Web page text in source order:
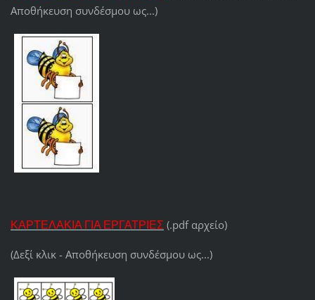
Αποθήκευση συνδέσμου ως...)
ΚΑΡΤΕΛΑΚΙΑ ΓΙΑ ΕΡΓΑΤΡΙΕΣ (.pdf αρχείο)
(Δεξί κλικ - Αποθήκευση συνδέσμου ως...)